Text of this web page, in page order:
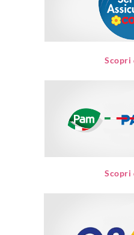
Scopri
Scopri